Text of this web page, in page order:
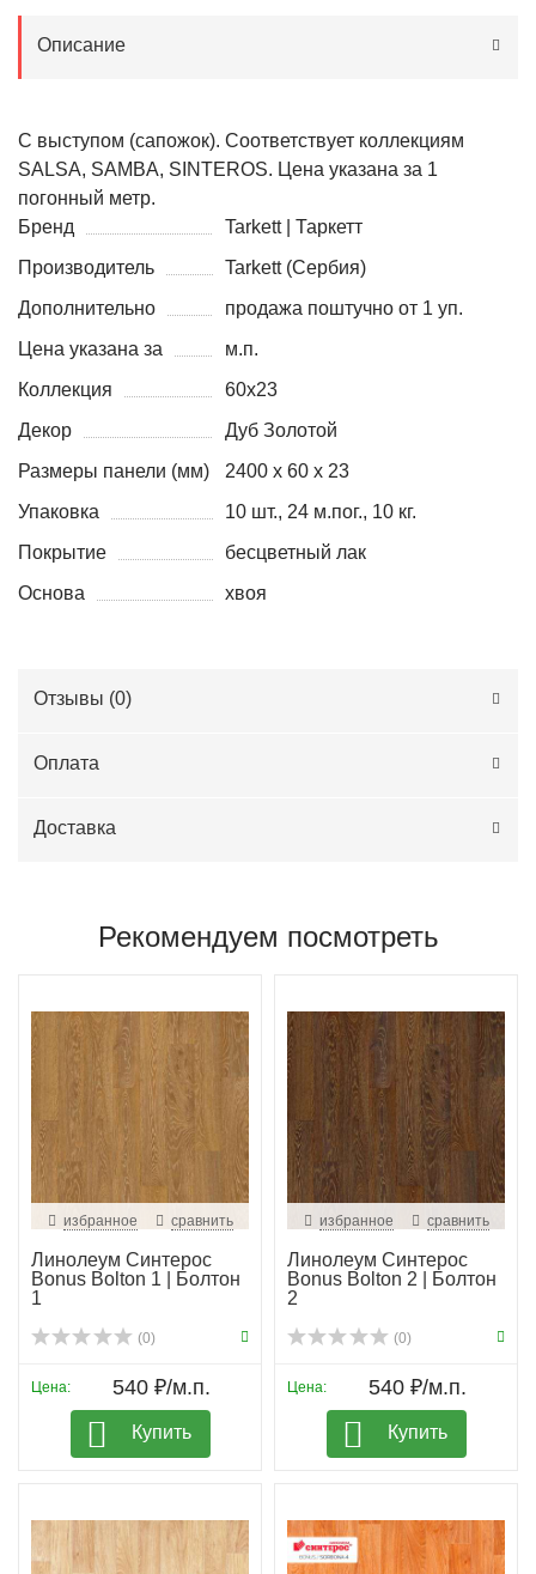
Описание
С выступом (сапожок). Соответствует коллекциям
SALSA, SAMBA, SINTEROS. Цена указана за 1
погонный метр.
Бренд
Tarkett | Таркетт
Производитель
Tarkett (Сербия)
Дополнительно
продажа поштучно от 1 уп.
Цена указана за
м.п.
Коллекция
60x23
Декор
Дуб Золотой
Размеры панели (мм)
2400 х 60 х 23
Упаковка
10 шт., 24 м.пог., 10 кг.
Покрытие
бесцветный лак
Основа
хвоя
Отзывы (0)
Оплата
Доставка
Рекомендуем посмотреть
избранное сравнить
Линолеум Синтерос
Bonus Bolton 1 | Болтон
1
(0)
Цена: 540 ₽/м.п.
Купить
избранное сравнить
Линолеум Синтерос
Bonus Bolton 2 | Болтон
2
(0)
Цена: 540 ₽/м.п.
Купить